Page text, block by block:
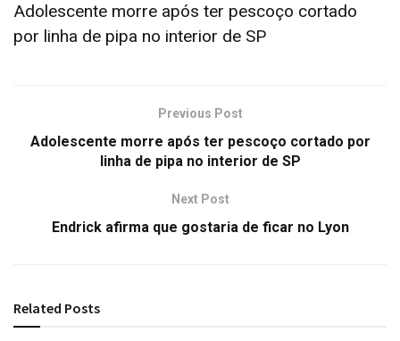
Adolescente morre após ter pescoço cortado
por linha de pipa no interior de SP
Previous Post
Adolescente morre após ter pescoço cortado por
linha de pipa no interior de SP
Next Post
Endrick afirma que gostaria de ficar no Lyon
Related Posts